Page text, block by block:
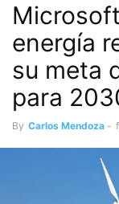
energía
su meta
para
By Carlos Mendoza -